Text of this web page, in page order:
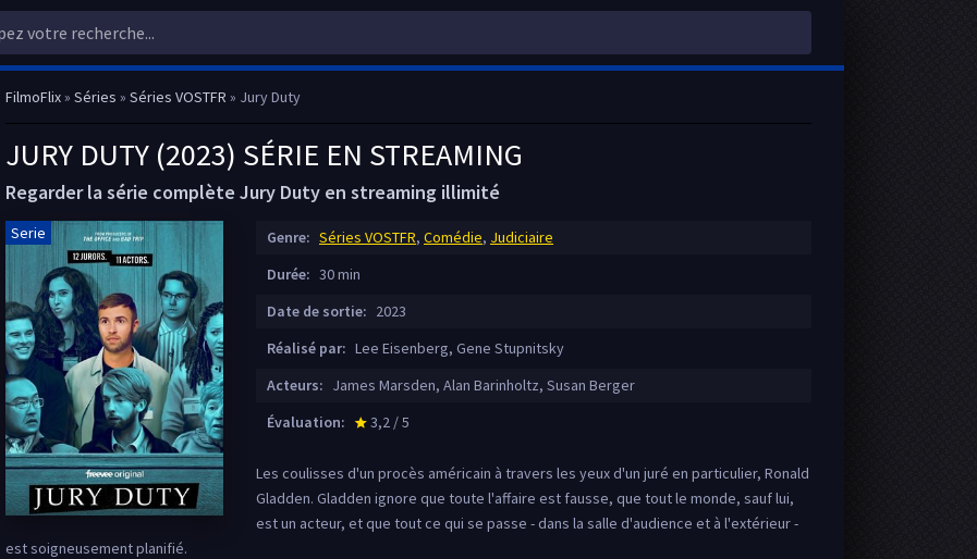
FilmoFlix» Séries » Séries VOSTFR » Jury Duty
JURY DUTY (2023) SÉRIE EN STREAMING
Regarder la série complète Jury Duty en streaming illimité
Serie Genre: Séries VOSTFR, Comédie, Judiciaire
Durée: 30 min
Date de sortie: 2023
Réalisé par: Lee Eisenberg, Gene Stupnitsky
Acteurs: James Marsden, Alan Barinholtz, Susan Berger
Évaluation:
star_rate
3,2 / 5
Les coulisses d'un procès américain à travers les yeux d'un juré en particulier, Ronald
Gladden. Gladden ignore que toute l'affaire est fausse, que tout le monde, sauf lui,
est un acteur, et que tout ce qui se passe - dans la salle d'audience et à l'extérieur -
est soigneusement planifié.